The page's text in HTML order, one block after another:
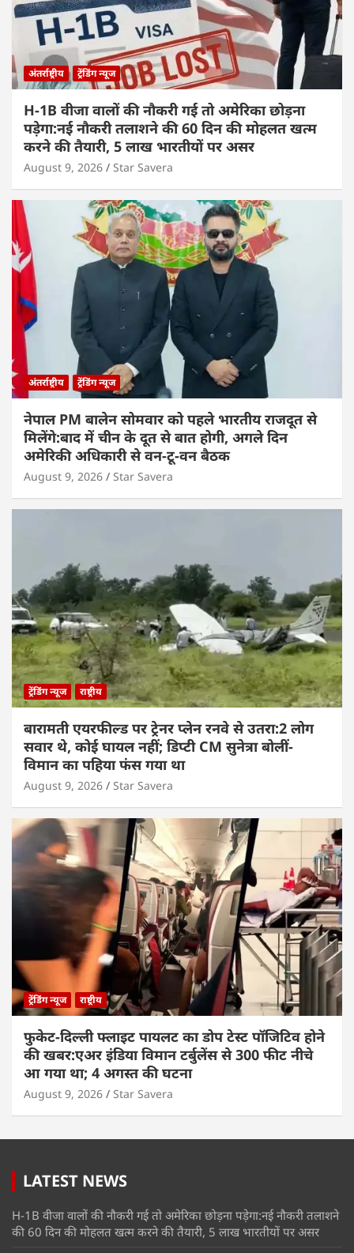
अंतर्राष्ट्रीय ट्रेंडिंग न्यूज
H-1B वीजा वालों की नौकरी गई तो अमेरिका छोड़ना
पड़ेगा:नई नौकरी तलाशने की 60 दिन की मोहलत खत्म
करने की तैयारी, 5 लाख भारतीयों पर असर
August 9, 2026 Star Savera
अंतर्राष्ट्रीय ट्रेंडिंग न्यूज
नेपाल PM बालेन सोमवार को पहले भारतीय राजदूत से
मिलेंगे:बाद में चीन के दूत से बात होगी, अगले दिन
अमेरिकी अधिकारी से वन-टू-वन बैठक
August 9, 2026 Star Savera
ट्रेंडिंग न्यूज राष्ट्रीय
बारामती एयरफील्ड पर ट्रेनर प्लेन रनवे से उतरा:2 लोग
सवार थे, कोई घायल नहीं; डिप्टी CM सुनेत्रा बोलीं-
विमान का पहिया फंस गया था
August 9, 2026 Star Savera
ट्रेंडिंग न्यूज राष्ट्रीय
फुकेट-दिल्ली फ्लाइट पायलट का डोप टेस्ट पॉजिटिव होने
की खबर:एअर इंडिया विमान टर्बुलेंस से 300 फीट नीचे
आ गया था; 4 अगस्त की घटना
August 9, 2026 Star Savera
LATEST NEWS
H-1B वीजा वालों की नौकरी गई तो अमेरिका छोड़ना पड़ेगा:नई नौकरी तलाशने
की 60 दिन की मोहलत खत्म करने की तैयारी, 5 लाख भारतीयों पर असर